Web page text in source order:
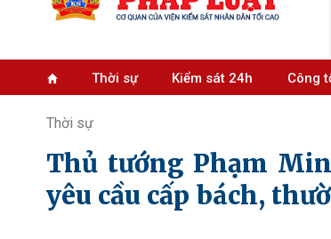
Thời sự Kiểm sát 24h Công
Thời sự
Thủ tướng Phạm
yêu cầu cấp bách,